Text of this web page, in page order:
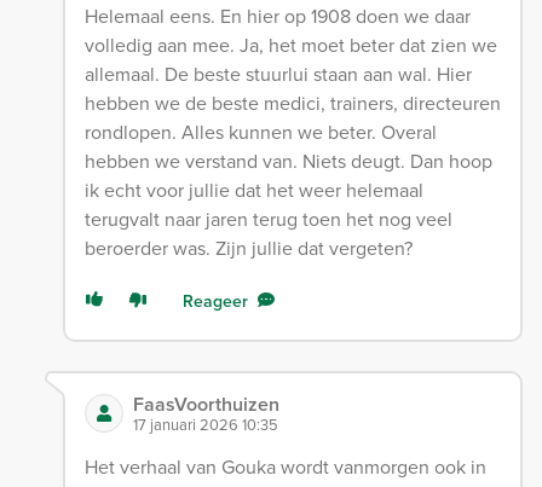
Helemaal eens. En hier op 1908 doen we daar
volledig aan mee. Ja, het moet beter dat zien we
allemaal. De beste stuurlui staan aan wal. Hier
hebben we de beste medici, trainers, directeuren
rondlopen. Alles kunnen we beter. Overal
hebben we verstand van. Niets deugt. Dan hoop
ik echt voor jullie dat het weer helemaal
terugvalt naar jaren terug toen het nog veel
beroerder was. Zijn jullie dat vergeten?
Reageer
FaasVoorthuizen
17 januari 2026 10:35
Het verhaal van Gouka wordt vanmorgen ook in